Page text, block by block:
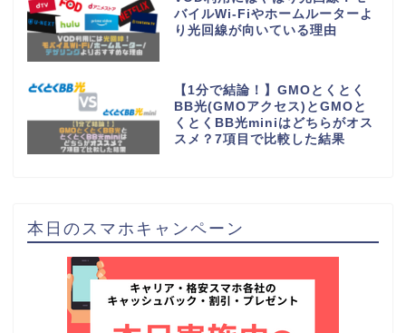
バイルWi-Fiやホームルーターよ
り光回線が向いている理由
【1分で結論！】GMOとくとく
BB光(GMOアクセス)とGMOと
くとくBB光miniはどちらがオス
スメ？7項目で比較した結果
本日のスマホキャンペーン